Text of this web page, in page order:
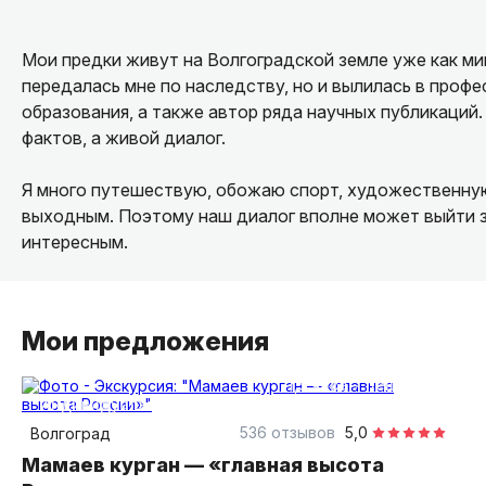
Мои предки живут на Волгоградской земле уже как
передалась мне по наследству, но и вылилась в
образования, а также автор ряда научных
фактов, а живой диалог.
Я много путешествую, обожаю спорт,
выходным. Поэтому наш диалог вполне может выйти
интересным.
Мои предложения
1,5 часа
пешком
индивидуальная
Волгоград
5,0
536 отзывов
Мамаев курган — «главная высота